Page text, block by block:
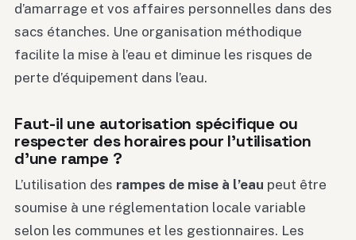
d’amarrage et vos affaires personnelles dans des
sacs étanches. Une organisation méthodique
facilite la mise à l’eau et diminue les risques de
perte d’équipement dans l’eau.
Faut-il une autorisation spécifique ou
respecter des horaires pour l’utilisation
d’une rampe ?
L’utilisation des rampes de mise à l’eau peut être
soumise à une réglementation locale variable
selon les communes et les gestionnaires. Les